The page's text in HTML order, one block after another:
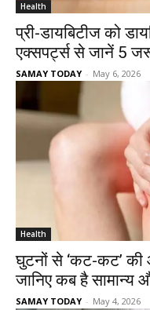
Health
प्री-डायबिटीज को
एक्सपर्ट्स से जानें 5
SAMAY TODAY - May 6, 2026
Health
घुटनों से ‘कट-कट’ की
जानिए कब है
SAMAY TODAY - May 4, 2026